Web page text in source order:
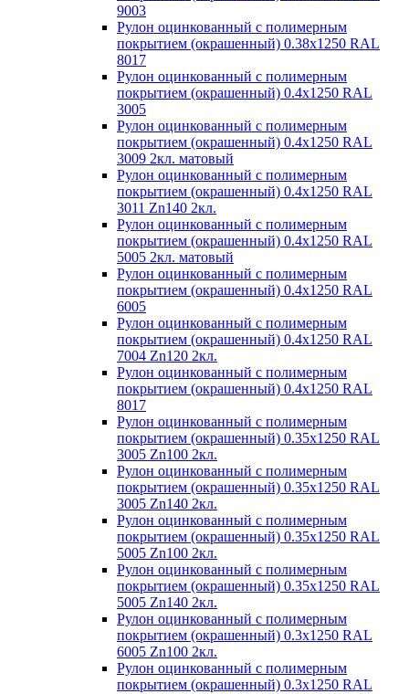
9003
Рулон оцинкованный с полимерным
покрытием (окрашенный) 0.38x1250 RAL
8017
Рулон оцинкованный с полимерным
покрытием (окрашенный) 0.4x1250 RAL
3005
Рулон оцинкованный с полимерным
покрытием (окрашенный) 0.4x1250 RAL
3009 2кл. матовый
Рулон оцинкованный с полимерным
покрытием (окрашенный) 0.4x1250 RAL
3011 Zn140 2кл.
Рулон оцинкованный с полимерным
покрытием (окрашенный) 0.4x1250 RAL
5005 2кл. матовый
Рулон оцинкованный с полимерным
покрытием (окрашенный) 0.4x1250 RAL
6005
Рулон оцинкованный с полимерным
покрытием (окрашенный) 0.4x1250 RAL
7004 Zn120 2кл.
Рулон оцинкованный с полимерным
покрытием (окрашенный) 0.4x1250 RAL
8017
Рулон оцинкованный с полимерным
покрытием (окрашенный) 0.35x1250 RAL
3005 Zn100 2кл.
Рулон оцинкованный с полимерным
покрытием (окрашенный) 0.35x1250 RAL
3005 Zn140 2кл.
Рулон оцинкованный с полимерным
покрытием (окрашенный) 0.35x1250 RAL
5005 Zn100 2кл.
Рулон оцинкованный с полимерным
покрытием (окрашенный) 0.35x1250 RAL
5005 Zn140 2кл.
Рулон оцинкованный с полимерным
покрытием (окрашенный) 0.3x1250 RAL
6005 Zn100 2кл.
Рулон оцинкованный с полимерным
покрытием (окрашенный) 0.3x1250 RAL